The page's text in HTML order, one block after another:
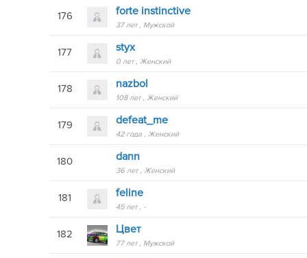
176 forte instinctive
37 лет Мужской
177 styx
0 лет Женский
178 nazbol
108 лет Женский
179 defeat_me
42 года Женский
180 dann
36 лет Женский
181 feline
45 лет -
182 Цвет
77 лет Мужской